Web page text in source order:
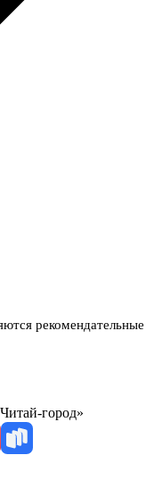
рекомендательные
город»